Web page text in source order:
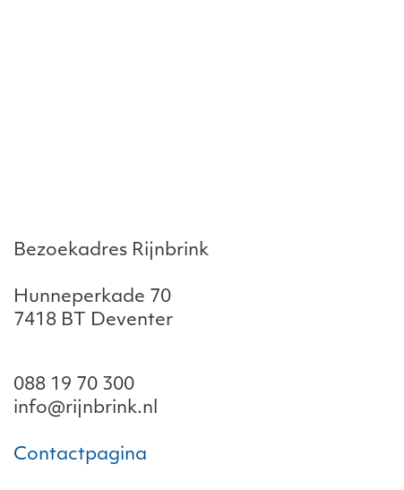
Bezoekadres Rijnbrink
Hunneperkade 70
7418 BT Deventer
088 19 70 300
info@rijnbrink.nl
Contactpagina